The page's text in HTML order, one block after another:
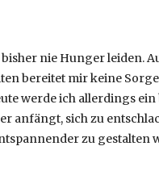
nie Hunger leiden.
bereitet mir keine
werde ich allerdings
anfängt, sich zu
zu gestalten